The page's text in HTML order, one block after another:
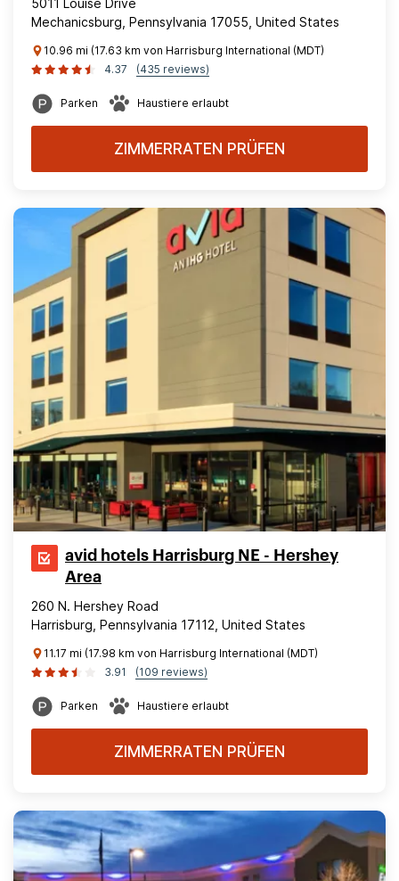
5011 Louise Drive
Mechanicsburg, Pennsylvania 17055, United States
10.96 mi (17.63 km von Harrisburg International (MDT)
4.37
(435 reviews)
Parken Haustiere erlaubt
ZIMMERRATEN PRÜFEN
avid hotels Harrisburg NE - Hershey
Area
260 N. Hershey Road
Harrisburg, Pennsylvania 17112, United States
11.17 mi (17.98 km von Harrisburg International (MDT)
3.91
(109 reviews)
Parken Haustiere erlaubt
ZIMMERRATEN PRÜFEN